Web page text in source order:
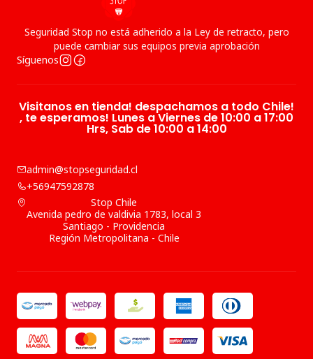
Seguridad Stop no está adherido a la Ley de retracto, pero
puede cambiar sus equipos previa aprobación
Síguenos
Visitanos en tienda! despachamos a todo Chile!
, te esperamos! Lunes a Viernes de 10:00 a 17:00
Hrs, Sab de 10:00 a 14:00
admin@stopseguridad.cl
+56947592878
Stop Chile
Avenida pedro de valdivia 1783, local 3
Santiago - Providencia
Región Metropolitana - Chile